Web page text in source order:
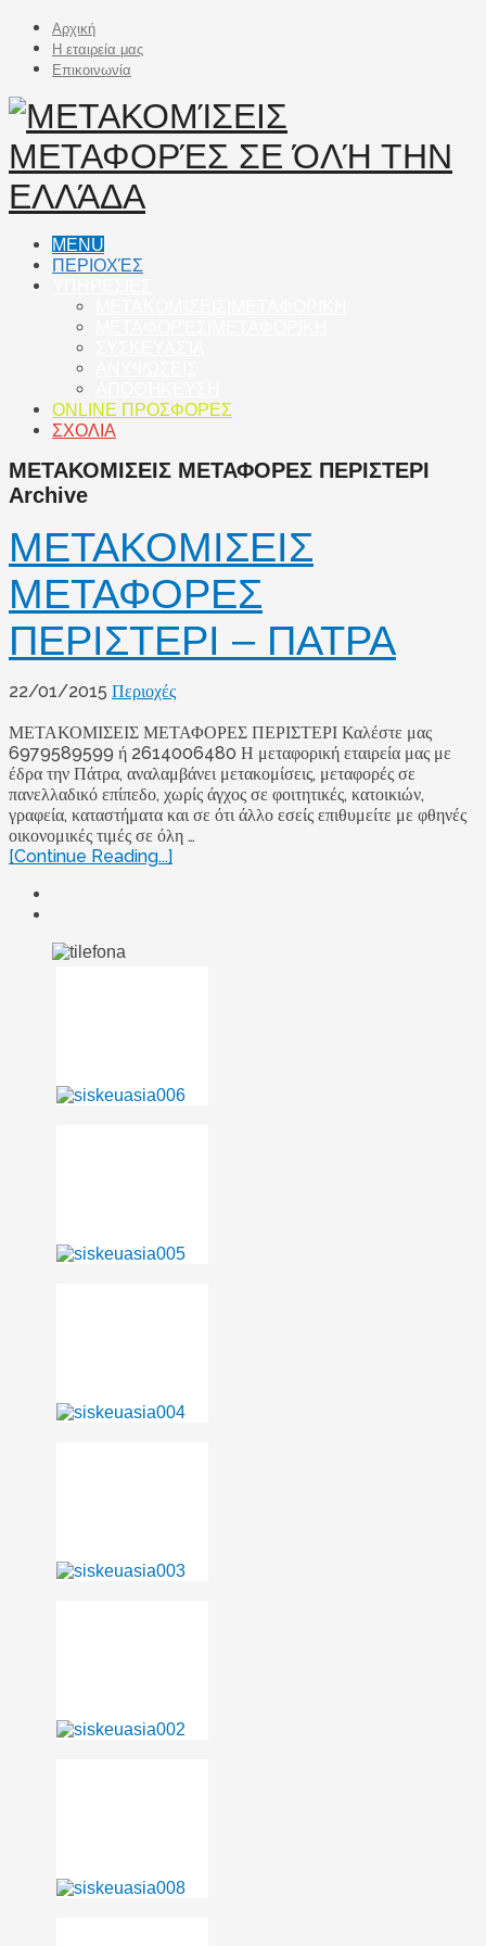
Αρχική
Η εταιρεία μας
Επικοινωνία
MENU
ΠΕΡΙΟΧΈΣ
ONLINE ΠΡΟΣΦΟΡΕΣ
ΣΧΟΛΙΑ
ΜΕΤΑΚΟΜΙΣΕΙΣ ΜΕΤΑΦΟΡΕΣ ΠΕΡΙΣΤΕΡΙ
Archive
ΜΕΤΑΚΟΜΙΣΕΙΣ
ΜΕΤΑΦΟΡΕΣ
ΠΕΡΙΣΤΕΡΙ – ΠΑΤΡΑ
22/01/2015 Περιοχές
ΜΕΤΑΚΟΜΙΣΕΙΣ ΜΕΤΑΦΟΡΕΣ ΠΕΡΙΣΤΕΡΙ Καλέστε μας
6979589599 ή 2614006480 Η μεταφορική εταιρεία μας με
έδρα την Πάτρα, αναλαμβάνει μετακομίσεις, μεταφορές σε
πανελλαδικό επίπεδο, χωρίς άγχος σε φοιτητικές, κατοικιών,
γραφεία, καταστήματα και σε ότι άλλο εσείς επιθυμείτε με φθηνές
οικονομικές τιμές σε όλη …
[Continue Reading...]